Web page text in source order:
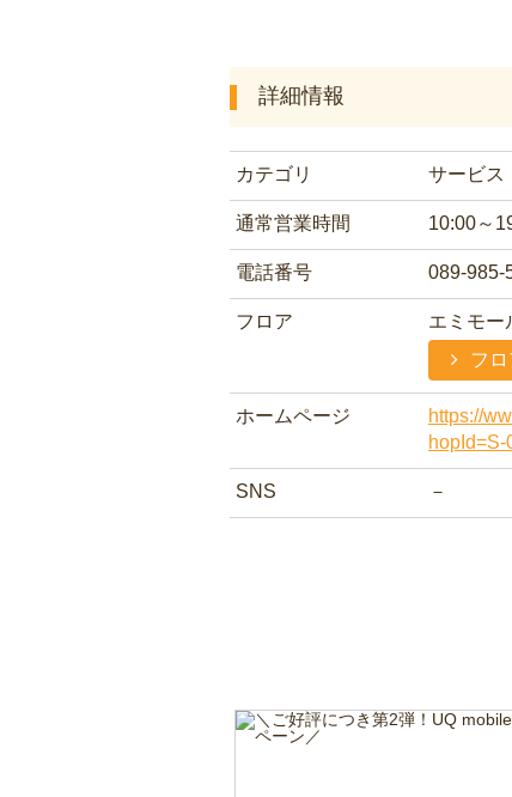
詳細情報
カテゴリ サービス
通常営業時間 10:00～
電話番号 089-985-
フロア
エミモー
フ
ホームページ
https://
hopId=S-
SNS －